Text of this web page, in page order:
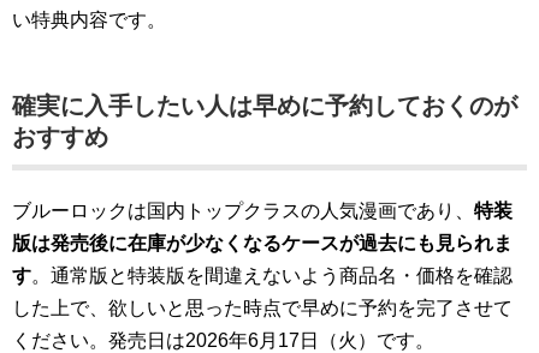
い特典内容です。
確実に入手したい人は早めに予約しておくのが
おすすめ
ブルーロックは国内トップクラスの人気漫画であり、 特装
版は発売後に在庫が少なくなるケースが過去にも見られま
す。通常版と特装版を間違えないよう商品名・価格を確認
した上で、欲しいと思った時点で早めに予約を完了させて
ください。発売日は2026年6月17日（火） です。